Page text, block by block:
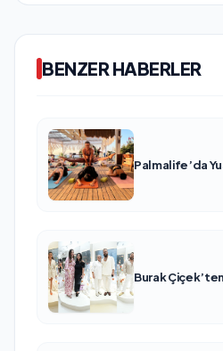
BENZER HABERLER
Palmalife’da
Burak